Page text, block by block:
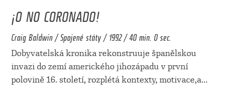
¡O NO CORONADO!
Craig Baldwin / Spojené státy / 1992 / 40 min. 0 sec.
Dobyvatelská kronika rekonstruuje španělskou
invazi do zemí amerického jihozápadu v první
polovině 16. století, rozplétá kontexty, motivace,a...